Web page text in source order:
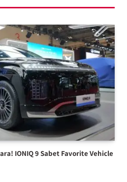
IONIQ 9 Sabet Favorite Vehicle